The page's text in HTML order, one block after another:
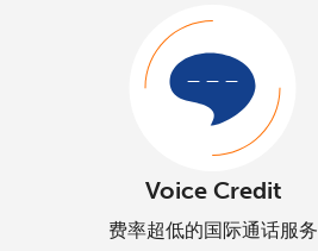
Voice Credit
费率超低的国际通话服务